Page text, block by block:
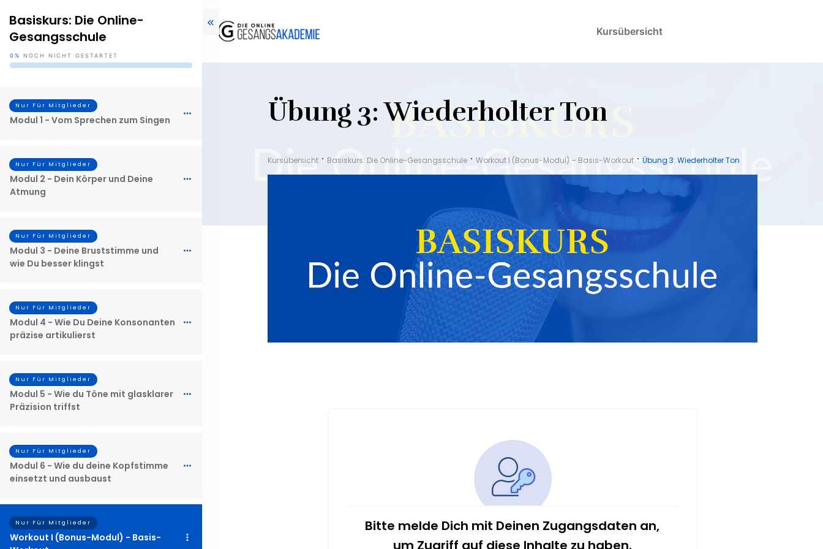
Kursübersicht
Übung 3: Wiederholter Ton
Kursübersicht Basiskurs: Die Online-Gesangsschule Workout I (Bonus-Modul) – Basis-Workout Übung 3: Wiederholter Ton
Bitte melde Dich mit Deinen Zugangsdaten an,
um Zugriff auf diese Inhalte zu haben.
Basiskurs: Die Online-
Gesangsschule
0% NOCH NICHT GESTARTET
Nur Für Mitglieder
Modul 1 - Vom Sprechen zum Singen
Nur Für Mitglieder
Modul 2 - Dein Körper und Deine
Atmung
Nur Für Mitglieder
Modul 3 - Deine Bruststimme und
wie Du besser klingst
Nur Für Mitglieder
Modul 4 - Wie Du Deine Konsonanten
präzise artikulierst
Nur Für Mitglieder
Modul 5 - Wie du Töne mit glasklarer
Präzision triffst
Nur Für Mitglieder
Modul 6 - Wie du deine Kopfstimme
einsetzt und ausbaust
Nur Für Mitglieder
Workout I (Bonus-Modul) - Basis-